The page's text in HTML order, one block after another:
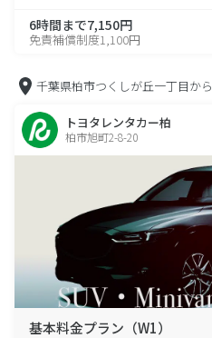
6時間まで7,150円
免責補償制度1,100円
千葉県柏市つくしが丘一丁目から
トヨタレンタカー柏
柏市旭町2-8-20
基本料金プラン（W1）